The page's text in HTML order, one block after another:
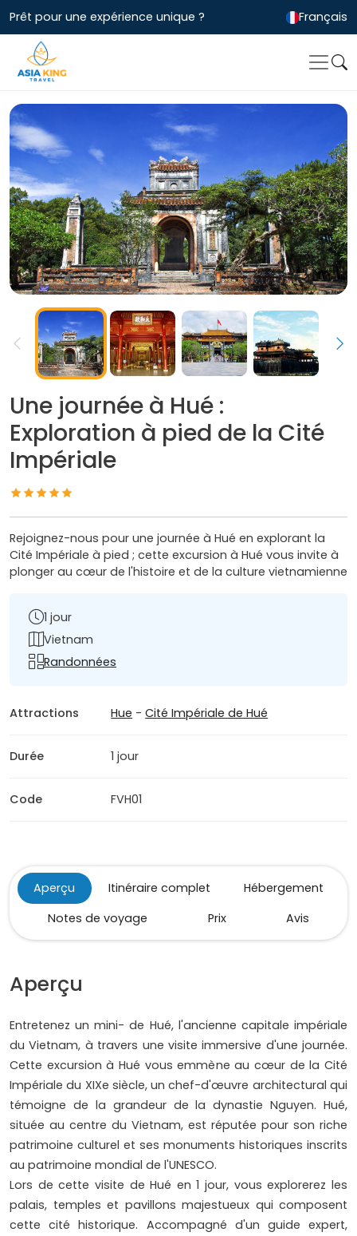
Prêt pour une expérience unique ? Français
Une journée à Hué :
Exploration à pied de la Cité
Impériale
Rejoignez-nous pour une journée à Hué en explorant la
Cité Impériale à pied ; cette excursion à Hué vous invite à
plonger au cœur de l'histoire et de la culture vietnamienne
1 jour
Vietnam
Randonnées
Attractions Hue -Cité Impériale de Hué
Durée 1 jour
Code FVH01
Aperçu Itinéraire complet
Hébergement
Notes de voyage
Prix Avis
Aperçu
Entretenez un mini- de Hué, l'ancienne capitale impériale
du Vietnam, à travers une visite immersive d'une journée.
Cette excursion à Hué vous emmène au cœur de la Cité
Impériale du XIXe siècle, un chef-d'œuvre architectural qui
témoigne de la grandeur de la dynastie Nguyen. Hué,
située au centre du Vietnam, est réputée pour son riche
patrimoine culturel et ses monuments historiques inscrits
au patrimoine mondial de l'UNESCO.
Lors de cette visite de Hué en 1 jour, vous explorerez les
palais, temples et pavillons majestueux qui composent
cette cité historique. Accompagné d'un guide expert,